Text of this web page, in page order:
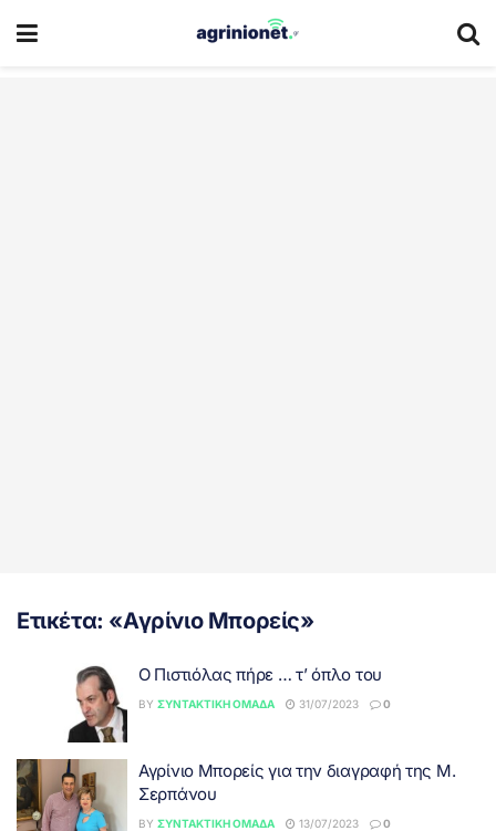
Ετικέτα: «Αγρίνιο Μπορείς»
Ο Πιστιόλας πήρε … τ’ όπλο του
BY ΣΥΝΤΑΚΤΙΚΉ ΟΜΆΔΑ 31/07/2023 0
Αγρίνιο Μπορείς για την διαγραφή της Μ.
Σερπάνου
BY ΣΥΝΤΑΚΤΙΚΉ ΟΜΆΔΑ 13/07/2023 0